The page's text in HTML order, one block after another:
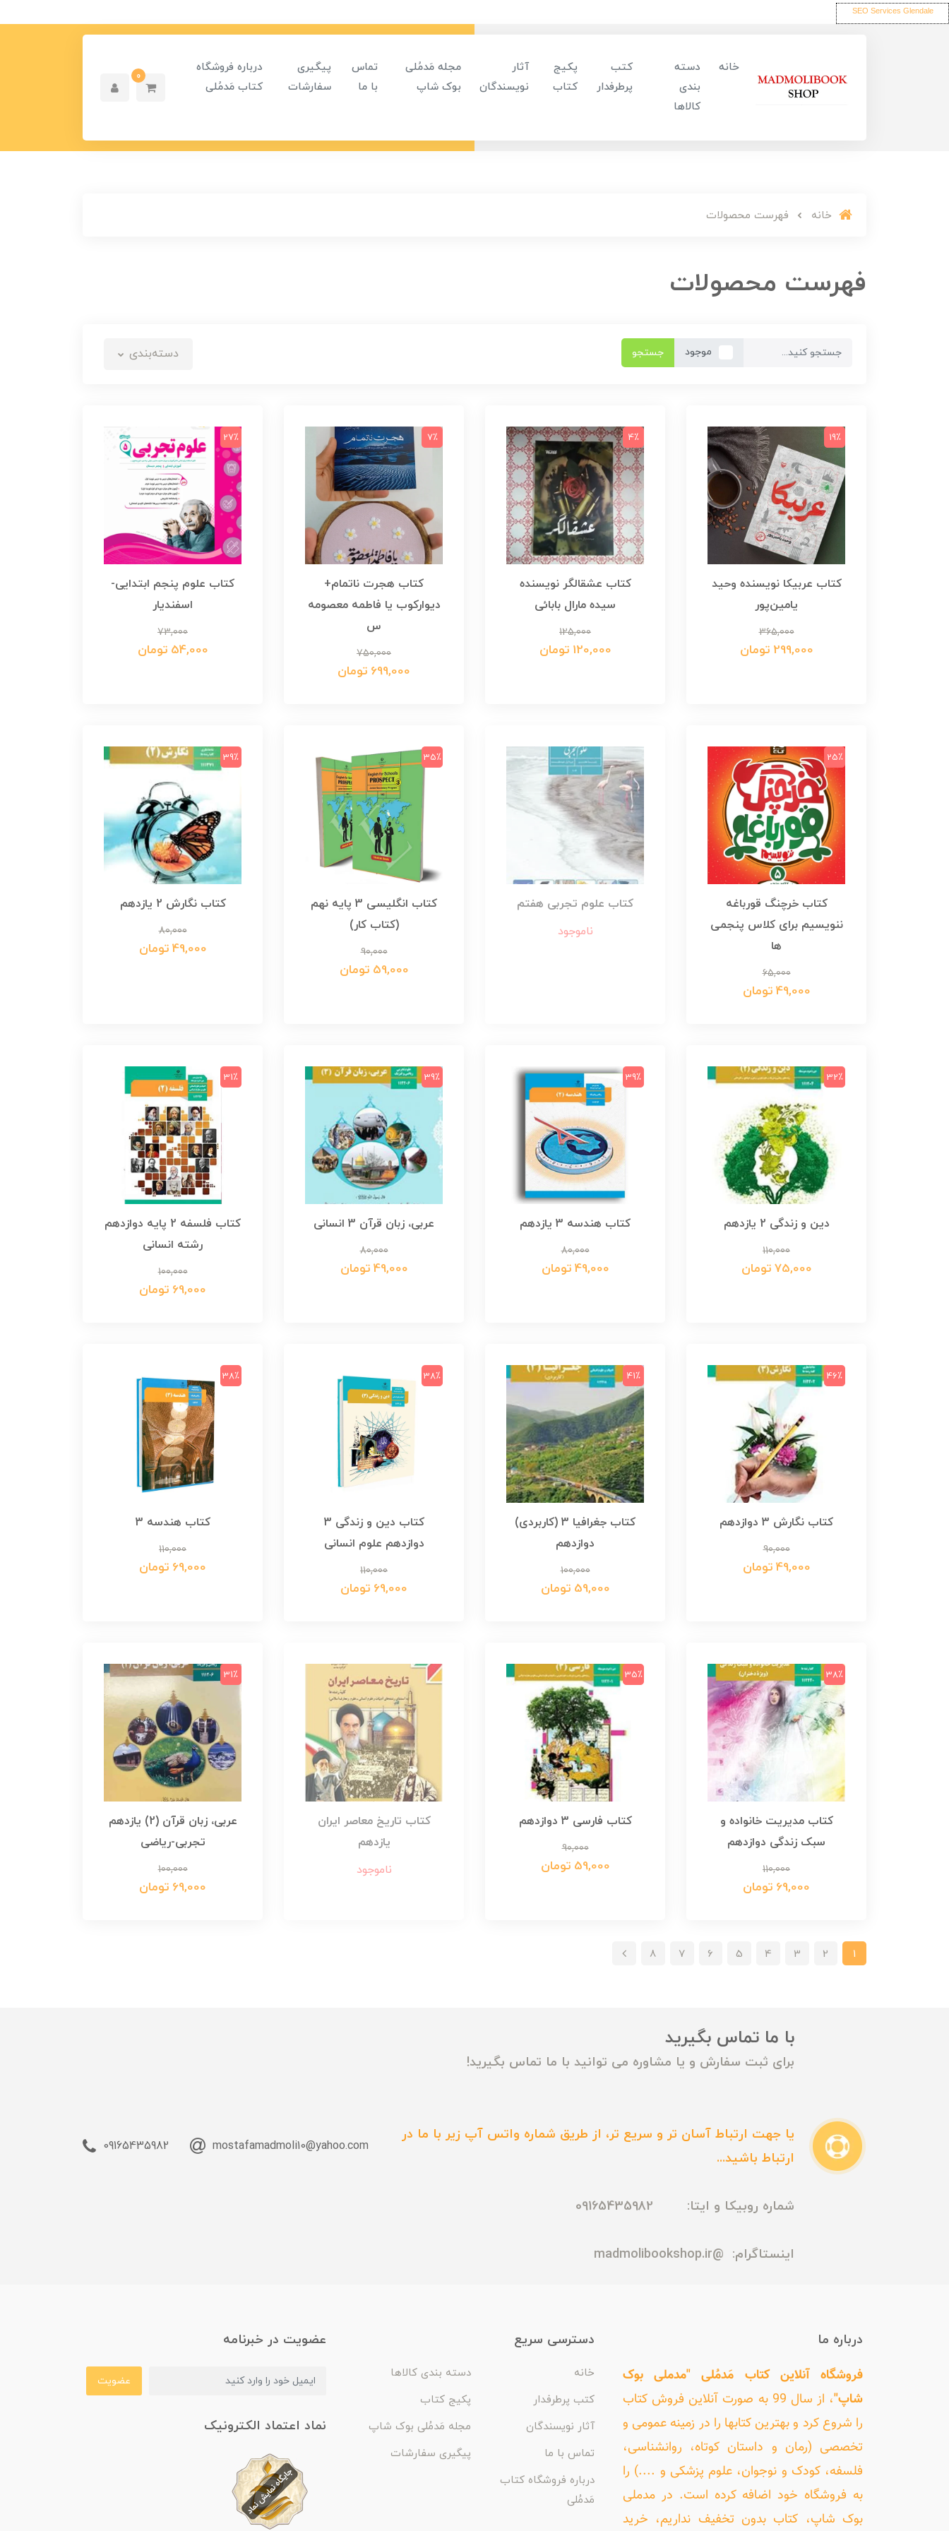
SEO Services Glendale
خانه
دسته
بندی
کالاها
کتب
پرطرفدار
پکیج
کتاب
آثار
نویسندگان
مجله مَدمُلی
بوک شاپ
تماس
با ما
پیگیری
سفارشات
درباره فروشگاه
کتاب مَدمُلی
0
خانه فهرست محصولات
فهرست محصولات
موجود جستجو دسته‌بندی
کتاب عربیکا نویسنده وحید
یامین‌پور
365,000
299,000 تومان
19٪
کتاب عشقالگر نویسنده
سیده مارال بابائی
125,000
120,000 تومان
4٪
کتاب هجرت ناتمام+
دیوارکوب یا فاطمه معصومه
س
750,000
699,000 تومان
7٪
کتاب علوم پنجم ابتدایی-
اسفندیار
73,000
54,000 تومان
27٪
کتاب خرچنگ قورباغه
ننویسیم برای کلاس پنجمی
ها
65,000
49,000 تومان
25٪
کتاب علوم تجربی هفتم
ناموجود
کتاب انگلیسی 3 پایه نهم
(کتاب کار)
90,000
59,000 تومان
35٪
کتاب نگارش 2 یازدهم
80,000
49,000 تومان
39٪
دین و زندگی 2 یازدهم
110,000
75,000 تومان
32٪
کتاب هندسه 3 یازدهم
80,000
49,000 تومان
39٪
عربی، زبان قرآن 3 انسانی
80,000
49,000 تومان
39٪
کتاب فلسفه 2 پایه دوازدهم
رشته انسانی
100,000
69,000 تومان
31٪
کتاب نگارش 3 دوازدهم
90,000
49,000 تومان
46٪
کتاب جغرافیا 3 (کاربردی)
دوازدهم
100,000
59,000 تومان
41٪
کتاب دین و زندگی 3
دوازدهم علوم انسانی
110,000
69,000 تومان
38٪
کتاب هندسه 3
110,000
69,000 تومان
38٪
کتاب مدیریت خانواده و
سبک زندگی دوازدهم
110,000
69,000 تومان
38٪
کتاب فارسی 3 دوازدهم
90,000
59,000 تومان
35٪
کتاب تاریخ معاصر ایران
یازدهم
ناموجود
عربی، زبان قرآن (2) یازدهم
تجربی-ریاضی
100,000
69,000 تومان
31٪
1
2
3
4
5
6
7
8
با ما تماس بگیرید
برای ثبت سفارش و یا مشاوره می توانید با ما تماس بگیرید!
یا جهت ارتباط آسان تر و سریع تر، از طریق شماره واتس آپ زیر با ما در
ارتباط باشید...
شماره روبیکا و ایتا: 09165435982
اینستاگرام: @madmolibookshop.ir
mostafamadmoli10@yahoo.com
09165435982
درباره ما
فروشگاه آنلاین کتاب مَدمُلی "مدملی بوک
شاپ"
، از سال 99 به صورت آنلاین فروش کتاب
را شروع کرد و بهترین کتابها را در زمینه عمومی و
تخصصی (رمان و داستان کوتاه، روانشناسی،
فلسفه، کودک و نوجوان، علوم پزشکی و ....) را
به فروشگاه خود اضافه کرده است. در مدملی
بوک شاپ، کتاب بدون تخفیف نداریم، خرید
دسترسی سریع
خانه
دسته بندی کالاها
کتب پرطرفدار
پکیج کتاب
آثار نویسندگان
مجله مَدمُلی بوک شاپ
تماس با ما
پیگیری سفارشات
درباره فروشگاه کتاب
مَدمُلی
عضویت در خبرنامه
عضویت
نماد اعتماد الکترونیک